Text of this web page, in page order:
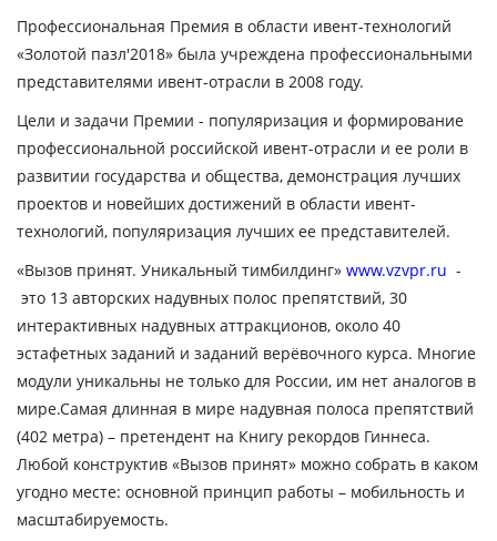
Профессиональная Премия в области ивент-технологий
«Золотой пазл'2018» была учреждена профессиональными
представителями ивент-отрасли в 2008 году.
Цели и задачи Премии - популяризация и формирование
профессиональной российской ивент-отрасли и ее роли в
развитии государства и общества, демонстрация лучших
проектов и новейших достижений в области ивент-
технологий, популяризация лучших ее представителей.
«Вызов принят. Уникальный тимбилдинг» www.vzvpr.ru -
это 13 авторских надувных полос препятствий, 30
интерактивных надувных аттракционов, около 40
эстафетных заданий и заданий верёвочного курса. Многие
модули уникальны не только для России, им нет аналогов в
мире.Самая длинная в мире надувная полоса препятствий
(402 метра) – претендент на Книгу рекордов Гиннеса.
Любой конструктив «Вызов принят» можно собрать в каком
угодно месте: основной принцип работы – мобильность и
масштабируемость.